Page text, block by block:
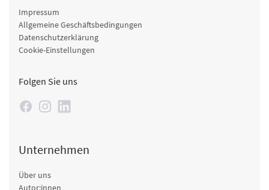
Impressum
Allgemeine Geschäftsbedingungen
Datenschutzerklärung
Cookie-Einstellungen
Folgen Sie uns
Unternehmen
Über uns
Autor:innen